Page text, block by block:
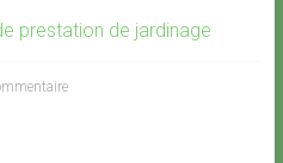
prestation de jardinage